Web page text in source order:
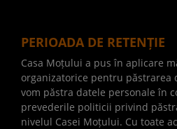
PERIOADA DE RETENȚIE
Casa Moțului a pus în aplicare
organizatorice pentru păstrarea
vom păstra datele personale în
prevederile politicii privind
nivelul Casei Moțului. Cu toate